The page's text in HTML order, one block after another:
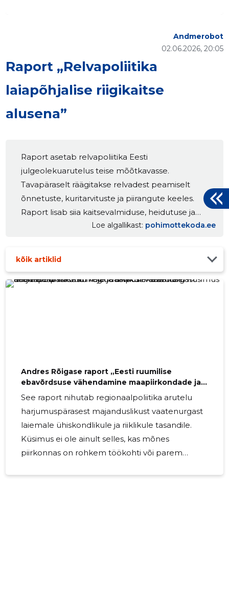
Raport „Relvapoliitika
laiapõhjalise riigikaitse
alusena”
02.06.2026, 20:05
Andmerobot
Raport asetab relvapoliitika Eesti
julgeolekuarutelus teise mõõtkavasse.
Tavapäraselt räägitakse relvadest peamiselt
õnnetuste, kuritarvituste ja piirangute keeles.
Raport lisab siia kaitsevalmiduse, heidutuse ja
ühiskondliku vastupanuvõime mõõtme. Raportis
Kaitseliidu, lasketiirude, koolide riigikaitseõpetuse,
relvaseaduse rakendamispraktika kohta. The post
Loe algallikast pohimottekoda.ee
kõik artiklid
Andres Rõigase raport „Eesti ruumilise
ebavõrdsuse vähendamine maapiirkondade ja
hajaasustuse vaates”
See raport nihutab regionaalpoliitika arutelu
harjumuspärasest majanduslikust vaatenurgast
laiemale ühiskondlikule ja riiklikule tasandile.
Küsimus ei ole ainult selles, kas mõnes
piirkonnas on rohkem töökohti või parem